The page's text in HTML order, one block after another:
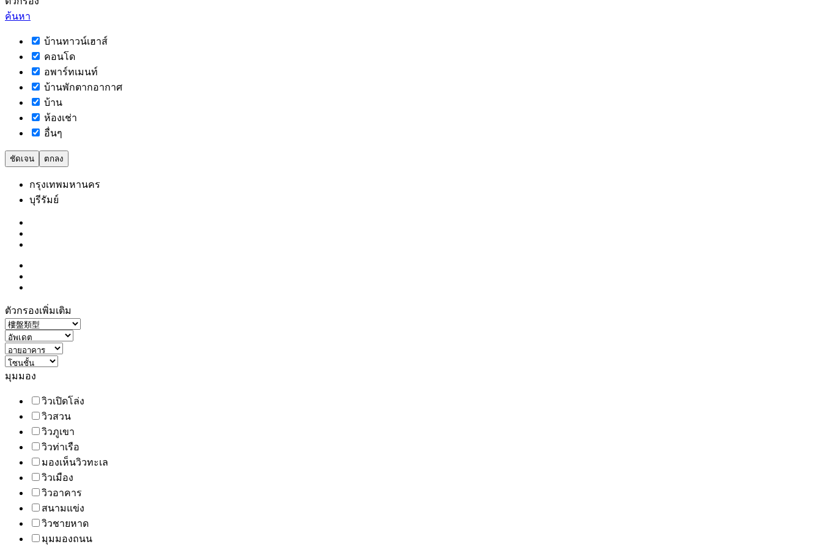
ค้นหา
บ้านทาวน์เฮาส์
คอนโด
อพาร์ทเมนท์
บ้านพักตากอากาศ
บ้าน
ห้องเช่า
อื่นๆ
ชัดเจน ตกลง
กรุงเทพมหานคร
บุรีรัมย์
ตัวกรองเพิ่มเติม
มุมมอง
วิวเปิดโล่ง
วิวสวน
วิวภูเขา
วิวท่าเรือ
มองเห็นวิวทะเล
วิวเมือง
วิวอาคาร
สนามแข่ง
วิวชายหาด
มุมมองถนน